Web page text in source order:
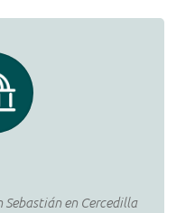
Sebastián en Cercedilla